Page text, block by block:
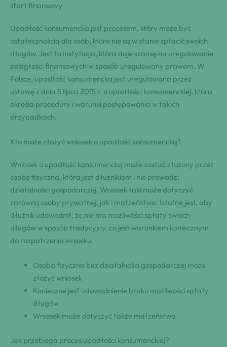
start finansowy
Upadłość konsumencka jest procesem, który może być
ostatecznością dla osób, które nie są w stanie spłacić swoich
długów. Jest to instytucja, która daje szansę na uregulowanie
zaległości finansowych w sposób uregulowany prawem. W
Polsce, upadłość konsumencka jest uregulowana przez
ustawę z dnia 5 lipca 2015 r. o upadłości konsumenckiej, która
określa procedury i warunki postępowania w takich
przypadkach.
Kto może złożyć wniosek o upadłość konsumencką?
Wniosek o upadłość konsumencką może zostać złożony przez
osobę fizyczną, która jest dłużnikiem i nie prowadzi
działalności gospodarczej. Wniosek taki może dotyczyć
zarówno osoby prywatnej, jak i małżeństwa. Istotne jest, aby
dłużnik udowodnił, że nie ma możliwości spłaty swoich
długów w sposób tradycyjny, co jest warunkiem koniecznym
do rozpatrzenia wniosku.
Osoba fizyczna bez działalności gospodarczej może
złożyć wniosek
Konieczne jest udowodnienie braku możliwości spłaty
długów
Wniosek może dotyczyć także małżeństwa
Jak przebiega proces upadłości konsumenckiej?